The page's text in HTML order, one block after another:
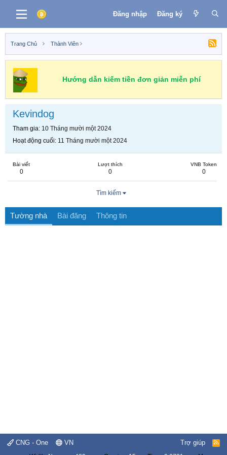
Đăng nhập Đăng ký
Trang Chủ Thành Viên
Hướng dẫn kiếm tiền đơn giản miễn phí
Kevindog
Tham gia 10 Tháng mười một 2024
Hoạt động cuối 11 Tháng mười một 2024
Bài viết
0
Lượt thích
0
VNB Token
0
Tìm kiếm
Tường nhà Bài đăng Thông tin
CNG - One VN Trợ giúp
R